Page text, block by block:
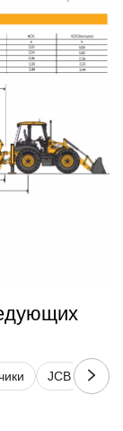
JCB 5-10